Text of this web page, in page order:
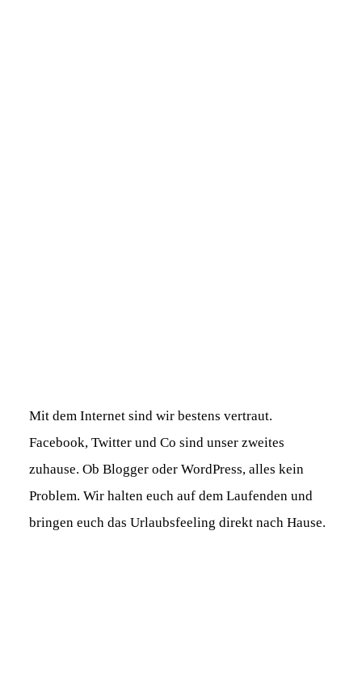
Mit dem Internet sind wir bestens vertraut.
Facebook, Twitter und Co sind unser zweites
zuhause. Ob Blogger oder WordPress, alles kein
Problem. Wir halten euch auf dem Laufenden und
bringen euch das Urlaubsfeeling direkt nach Hause.